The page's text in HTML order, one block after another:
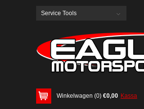
Service Tools
Winkelwagen (0) €0,00 Kassa